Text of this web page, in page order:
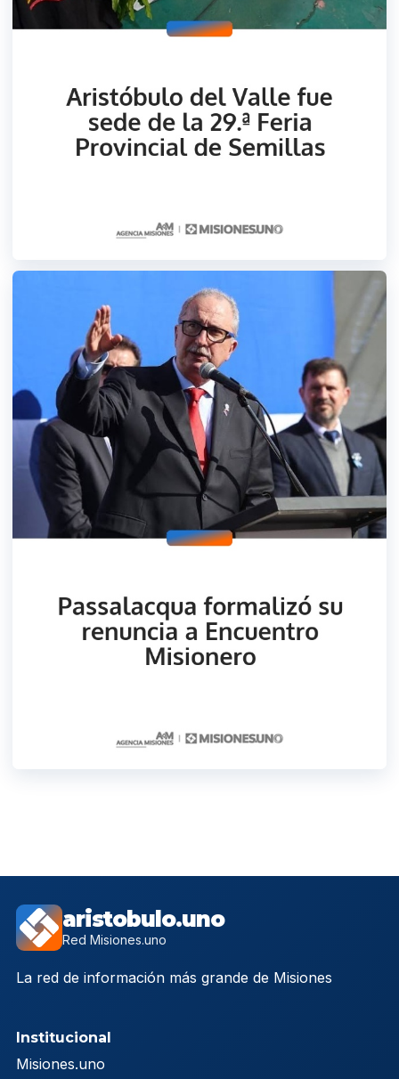
aristobulo.uno
Red Misiones.uno
La red de información más grande de Misiones
Institucional
Misiones.uno